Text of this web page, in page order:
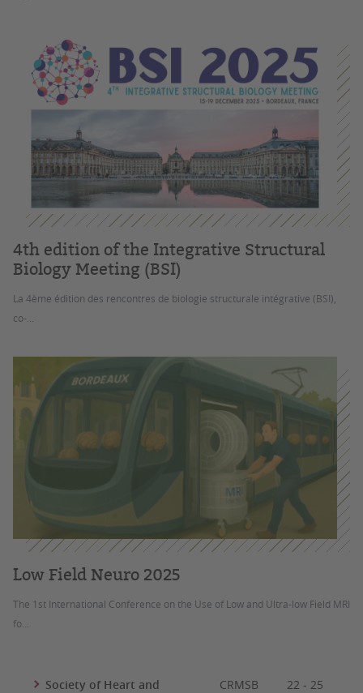
4th edition of the Integrative Structural
Biology Meeting (BSI)
La 4ème édition des rencontres de biologie structurale intégrative (BSI),
co-...
Low Field Neuro 2025
The 1st International Conference on the Use of Low and Ultra-low Field MRI
fo...
Society of Heart and
CRMSB
22 - 25